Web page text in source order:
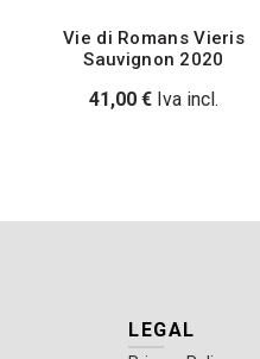
Vie di Romans Vieris
Sauvignon 2020
41,00€ Iva incl.
LEGAL